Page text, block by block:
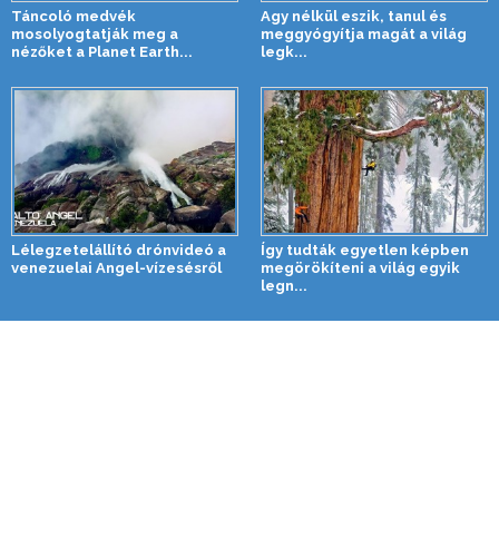
Táncoló medvék
mosolyogtatják meg a
nézőket a Planet Earth...
Agy nélkül eszik, tanul és
meggyógyítja magát a világ
legk...
Lélegzetelállító drónvideó a
venezuelai Angel-vízesésről
Így tudták egyetlen képben
megörökíteni a világ egyik
legn...